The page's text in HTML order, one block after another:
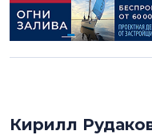
Кирилл